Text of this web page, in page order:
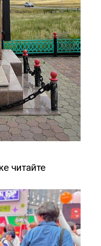
читайте